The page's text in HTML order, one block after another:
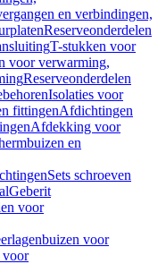
en verbindingen,
Reserveonderdelen
T-stukken voor
voor verwarming,
Reserveonderdelen
Isolaties voor
fittingenAfdichtingen
Afdekking voor
en
Sets schroeven
Geberit
voor
voor
voor